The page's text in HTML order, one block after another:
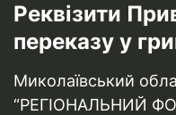
Реквізити
переказу у
Миколаївський
“РЕГІОНАЛЬНИЙ